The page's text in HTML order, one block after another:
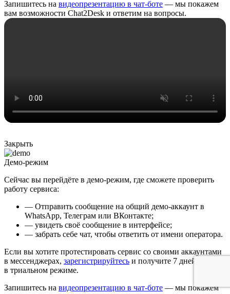
Запишитесь на видеопрезентацию в чат-боте — мы покажем
вам возможности Chat2Desk и ответим на вопросы.
Закрыть
Демо-режим
Сейчас вы перейдёте в демо-режим, где сможете проверить
работу сервиса:
— Отправить сообщение на общий демо-аккаунт в
WhatsApp, Телеграм или ВКонтакте;
— увидеть своё сообщение в интерфейсе;
— забрать себе чат, чтобы ответить от имени оператора.
Если вы хотите протестировать сервис со своими аккаунтами
в мессенджерах, зарегистрируйтесь и получите 7 дней работы
в триальном режиме.
Запишитесь на видеопрезентацию в чат-боте — мы покажем